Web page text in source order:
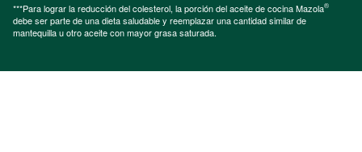
***Para lograr la reducción del colesterol, la porción del aceite de cocina Mazola®
debe ser parte de una dieta saludable y reemplazar una cantidad similar de
mantequilla u otro aceite con mayor grasa saturada.